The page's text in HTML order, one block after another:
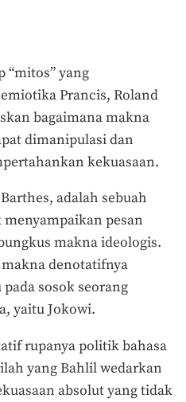
“mitos” yang
Prancis, Roland
bagaimana makna
dimanipulasi dan
kekuasaan.
adalah sebuah
pesan
makna ideologis.
makna denotatifnya
sosok seorang
yaitu Jokowi.
rupanya politik bahasa
yang Bahlil wedarkan
absolut yang tidak